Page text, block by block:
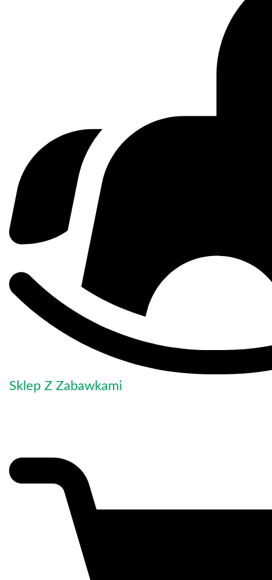
Sklep Z Zabawkami